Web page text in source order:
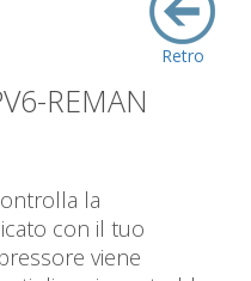
Retro
REMAN
la
con il tuo
viene